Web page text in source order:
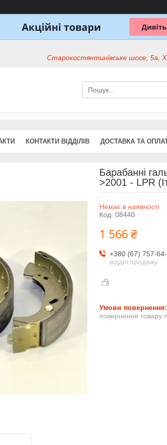
Старокостянтинівське шосе, 5а,
КОНТАКТИ ВІДДІЛІВ ДОСТАВКА ТА
Барабанні
>2001 - LPR
Немає в наявності
Код: 08440
1 566 ₴
+380 (67) 757-
відділ продажу
повернення товару